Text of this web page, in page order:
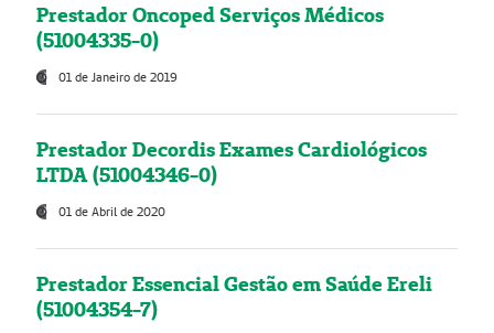
Prestador Oncoped Serviços Médicos
(51004335-0)
01 de Janeiro de 2019
Prestador Decordis Exames Cardiológicos
LTDA (51004346-0)
01 de Abril de 2020
Prestador Essencial Gestão em Saúde Ereli
(51004354-7)